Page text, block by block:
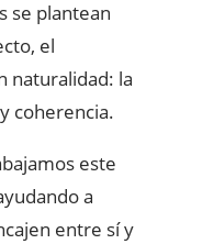
se plantean
el
naturalidad: la
coherencia.
este
a
entre sí y